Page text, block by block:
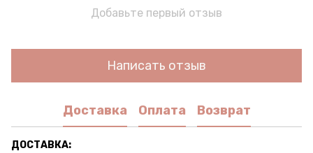
Добавьте первый отзыв
Написать отзыв
Доставка Оплата Возврат
ДОСТАВКА: